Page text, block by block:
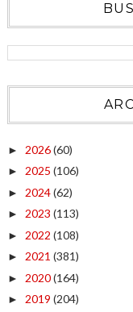
► 2026(60)
► 2025 (106)
► 2024(62)
► 2023 (113)
► 2022 (108)
► 2021 (381)
► 2020(164)
► 2019 (204)